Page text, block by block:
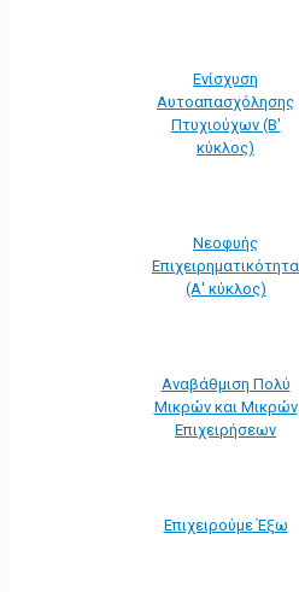
Ενίσχυση
Αυτοαπασχόλησης
Πτυχιούχων (Β'
κύκλος)
Νεοφυής
Επιχειρηματικότητα
(Α' κύκλος)
Αναβάθμιση Πολύ
Μικρών και Μικρών
Επιχειρήσεων
Επιχειρούμε Έξω